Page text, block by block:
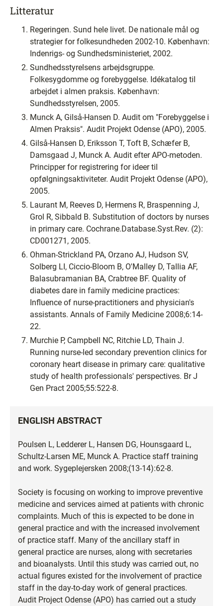
Litteratur
Regeringen. Sund hele livet. De nationale mål og
strategier for folkesundheden 2002-10. København:
Indenrigs- og Sundhedsministeriet, 2002.
Sundhedsstyrelsens arbejdsgruppe.
Folkesygdomme og forebyggelse. Idékatalog til
arbejdet i almen praksis. København:
Sundhedsstyrelsen, 2005.
Munck A, Gilså-Hansen D. Audit om "Forebyggelse i
Almen Praksis". Audit Projekt Odense (APO), 2005.
Gilså-Hansen D, Eriksson T, Toft B, Schæfer B,
Damsgaad J, Munck A. Audit efter APO-metoden.
Principper for registrering for ideer til
opfølgningsaktiviteter. Audit Projekt Odense (APO),
2005.
Laurant M, Reeves D, Hermens R, Braspenning J,
Grol R, Sibbald B. Substitution of doctors by nurses
in primary care. Cochrane.Database.Syst.Rev. (2):
CD001271, 2005.
Ohman-Strickland PA, Orzano AJ, Hudson SV,
Solberg LI, Ciccio-Bloom B, O'Malley D, Tallia AF,
Balasubramanian BA, Crabtree BF. Quality of
diabetes dare in family medicine practices:
Influence of nurse-practitioners and physician's
assistants. Annals of Family Medicine 2008;6:14-
22.
Murchie P, Campbell NC, Ritchie LD, Thain J.
Running nurse-led secondary prevention clinics for
coronary heart disease in primary care: qualitative
study of health professionals' perspectives. Br J
Gen Pract 2005;55:522-8.
ENGLISH ABSTRACT
Poulsen L, Ledderer L, Hansen DG, Hounsgaard L,
Schultz-Larsen ME, Munck A. Practice staff training
and work. Sygeplejersken 2008;(13-14):62-8.
Society is focusing on working to improve preventive
medicine and services aimed at patients with chronic
complaints. Much of this is expected to be done in
general practice and with the increased involvement
of practice staff. Many of the ancillary staff in
general practice are nurses, along with secretaries
and bioanalysts. Until this study was carried out, no
actual figures existed for the involvement of practice
staff in the day-to-day work of general practices.
Audit Project Odense (APO) has carried out a study